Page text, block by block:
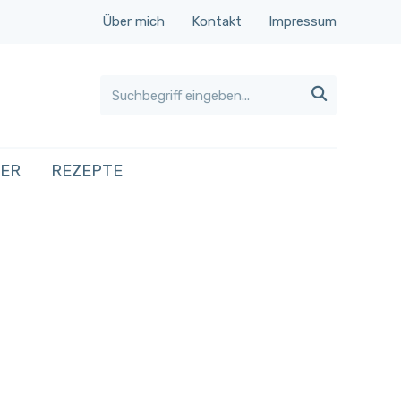
Über mich Kontakt Impressum

REZEPTE